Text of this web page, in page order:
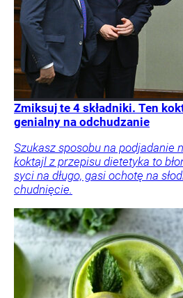
Zmiksuj te 4 składniki. Ten
genialny na odchudzanie
Szukasz sposobu na podjadanie
koktajl z przepisu dietetyka to
syci na długo, gasi ochotę na
chudnięcie.